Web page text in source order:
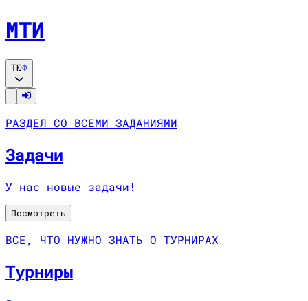
МТИ
ТЮФ
РАЗДЕЛ СО ВСЕМИ ЗАДАНИЯМИ
Задачи
У нас новые задачи!
Посмотреть
ВСЕ, ЧТО НУЖНО ЗНАТЬ О ТУРНИРАХ
Турниры